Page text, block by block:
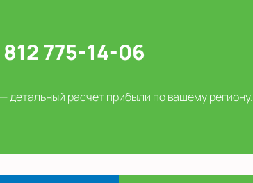
812 775-14-06
расчет прибыли по вашему региону.